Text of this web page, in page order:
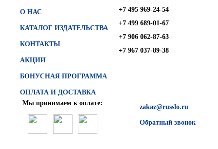
О НАС
КАТАЛОГ ИЗДАТЕЛЬСТВА
КОНТАКТЫ
АКЦИИ
БОНУСНАЯ ПРОГРАММА
ОПЛАТА И ДОСТАВКА
+7 495 969-24-54
+7 499 689-01-67
+7 906 062-87-63
+7 967 037-89-38
zakaz@russlo.ru
Обратный звонок
Мы принимаем к оплате: